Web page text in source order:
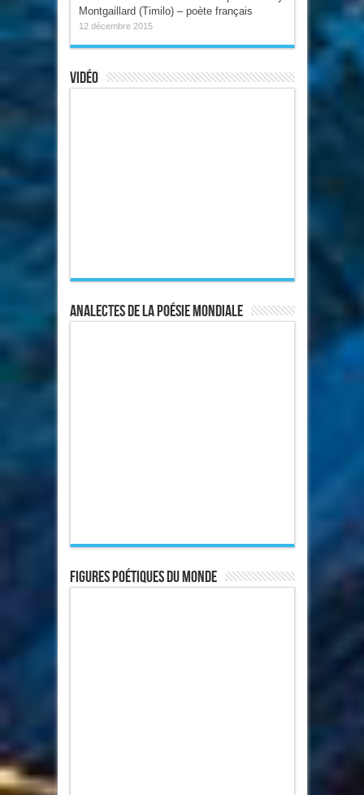
Montgaillard (Timilo) – poète français
12 décembre 2015
Vidéo
Analectes de la poésie mondiale
Figures poétiques du monde